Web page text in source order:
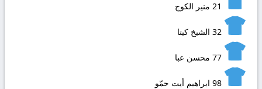
21 منير الكوج
32 الشيخ كيتا
77 محسن عبا
98 ابراهيم أيت حمّو